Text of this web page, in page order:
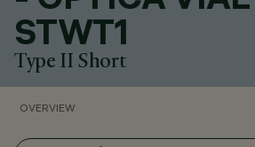
STWT1
Type II Short
OVERVIEW